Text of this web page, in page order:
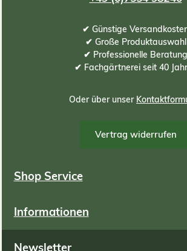
✔ Günstige
✔ Große Produktauswahl
✔ Professionelle Beratung
✔ Fachgärtnerei seit 40
Oder über unser
Vertrag widerrufen
Shop Service
Informationen
Newsletter